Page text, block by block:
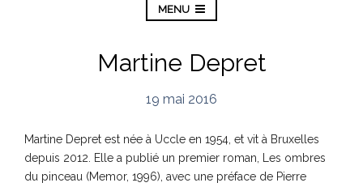
MENU
Martine Depret
19 mai 2016
Martine Depret est née à Uccle en 1954, et vit à Bruxelles
depuis 2012. Elle a publié un premier roman, Les ombres
du pinceau (Memor, 1996), avec une préface de Pierre